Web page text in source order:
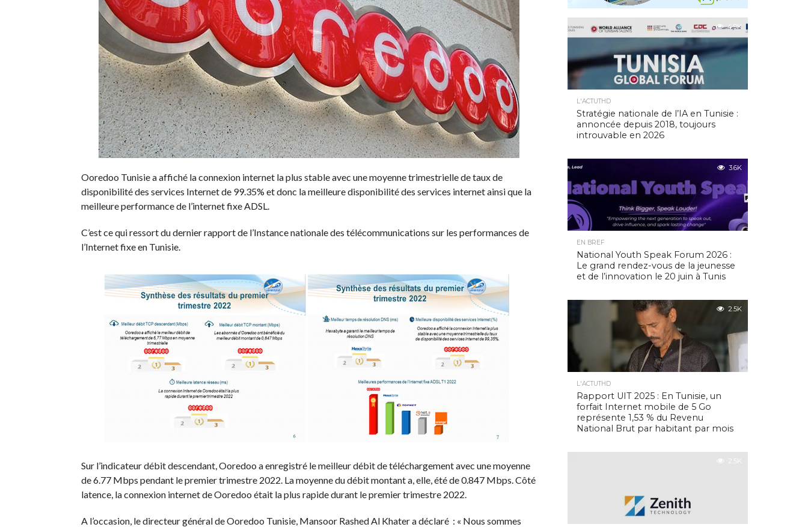
Ooredoo Tunisie a affiché la connexion internet la plus stable avec une moyenne trimestrielle de taux de
disponibilité des services Internet de 99.35% et donc la meilleure disponibilité des services internet ainsi que la
meilleure performance de l’internet fixe ADSL.
C’est ce qui ressort du dernier rapport de l’Instance nationale des télécommunications sur les performances de
l’Internet fixe en Tunisie.
Sur l’indicateur débit descendant, Ooredoo a enregistré le meilleur débit de téléchargement avec une moyenne
de 6.77 Mbps pendant le premier trimestre 2022. La moyenne du débit montant a, elle, été de 0.847 Mbps. Côté
latence, la connexion internet de Ooredoo était la plus rapide durant le premier trimestre 2022.
A l’occasion, le directeur général de Ooredoo Tunisie, Mansoor Rashed Al Khater a déclaré : « Nous sommes
4.9K
L'ACTUTHD
Stratégie nationale de l’IA en Tunisie :
annoncée depuis 2018, toujours
introuvable en 2026
3.6K
EN BREF
National Youth Speak Forum 2026 :
Le grand rendez-vous de la jeunesse
et de l’innovation le 20 juin à Tunis
2.5K
L'ACTUTHD
Rapport UIT 2025 : En Tunisie, un
forfait Internet mobile de 5 Go
représente 1,53 % du Revenu
National Brut par habitant par mois
2.5K